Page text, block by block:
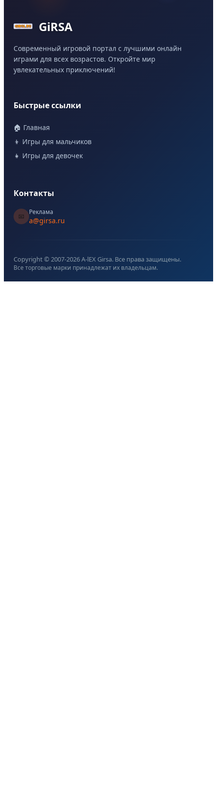
GiRSA
Современный игровой портал с лучшими онлайн
играми для всех возрастов. Откройте мир
увлекательных приключений!
Быстрые ссылки
🏠 Главная
👦 Игры для мальчиков
👧 Игры для девочек
Контакты
📧
Реклама
a@girsa.ru
Copyright © 2007-2026A-lEX Girsa. Все права защищены.
Все торговые марки принадлежат их владельцам.